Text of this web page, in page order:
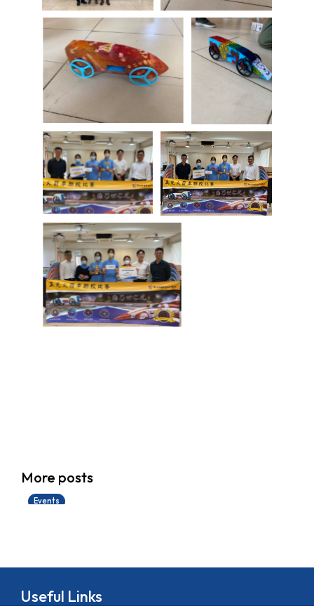
More posts
Events
28/06/2026
Useful Links